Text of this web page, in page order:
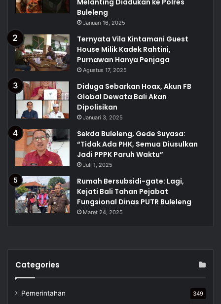
Buleleng
Januari 16, 2025
Ternyata Vila Kintamani Guest
House Milik Kadek Rahtini,
Purnawan Hanya Penjaga
Agustus 17, 2025
Diduga Sebarkan Hoax, Akun FB
Global Dewata Bali Akan
Dipolisikan
Januari 3, 2025
Sekda Buleleng, Gede Suyasa:
“Tidak Ada PHK, Semua Diusulkan
Jadi PPPK Paruh Waktu”
Juli 1, 2025
Rumah Bersubsidi-gate: Lagi,
Kejati Bali Tahan Pejabat
Fungsional Dinas PUTR Buleleng
Maret 24, 2025
Categories
Pemerintahan 349